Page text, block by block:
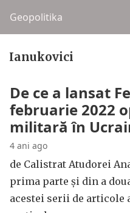
Geopolitika
Ianukovici
De ce a lansat
februarie 2022
militară în
4 ani ago
de Calistrat Atudorei
prima parte și din a
acestei serii de articole